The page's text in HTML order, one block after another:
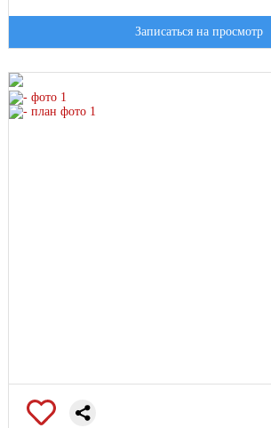
Записаться на просмотр